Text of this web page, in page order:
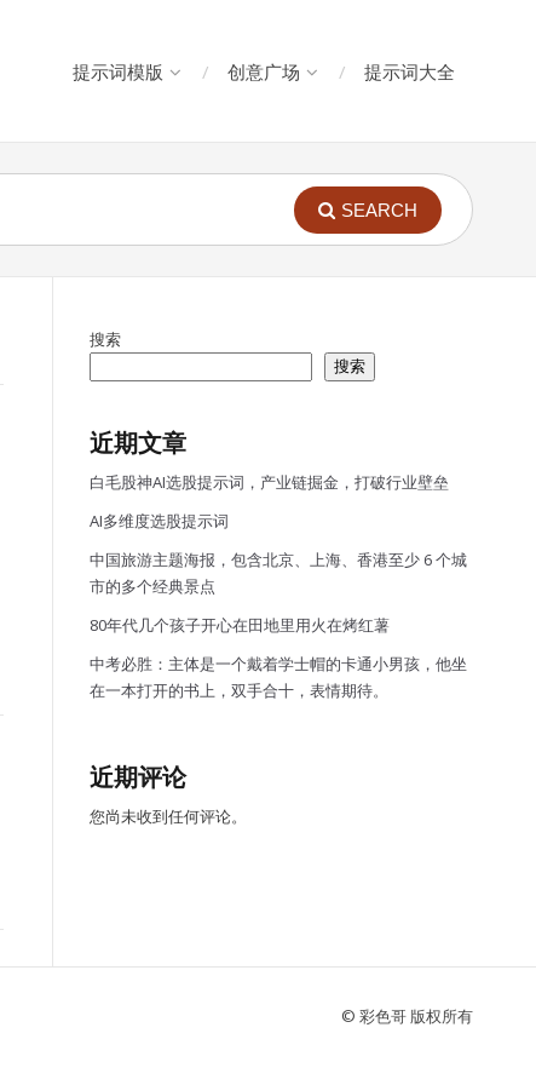
提示词模版 创意广场 提示词大全
SEARCH
搜索
搜索
近期文章
白毛股神AI选股提示词，产业链掘金，打破行业壁垒
AI多维度选股提示词
中国旅游主题海报，包含北京、上海、香港至少 6 个城
市的多个经典景点
80年代几个孩子开心在田地里用火在烤红薯
中考必胜：主体是一个戴着学士帽的卡通小男孩，他坐
在一本打开的书上，双手合十，表情期待。
近期评论
您尚未收到任何评论。
© 彩色哥 版权所有